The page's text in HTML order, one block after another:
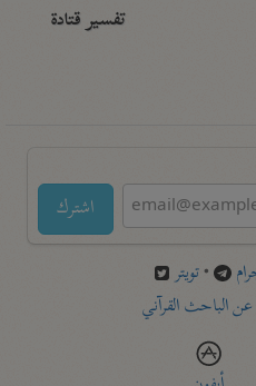
تفسير قتادة
اشترك
•تويتر
عن الباحث القرآني